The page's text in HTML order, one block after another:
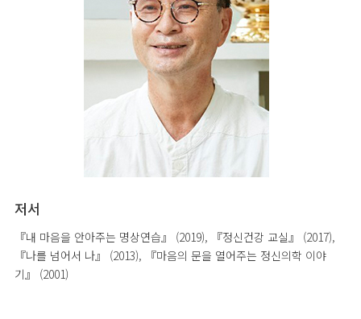
저서
『내 마음을 안아주는 명상연습』 (2019), 『정신건강 교실』 (2017),
『나를 넘어서 나』 (2013), 『마음의 문을 열어주는 정신의학 이야
기』 (2001)